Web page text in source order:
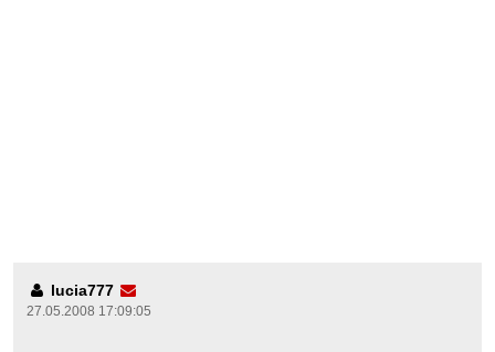
lucia777
27.05.2008 17:09:05